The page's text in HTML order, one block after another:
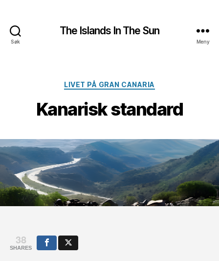
Søk
The Islands In The Sun
Meny
Kategorier
LIVET PÅ GRAN CANARIA
Kanarisk standard
38
SHARES